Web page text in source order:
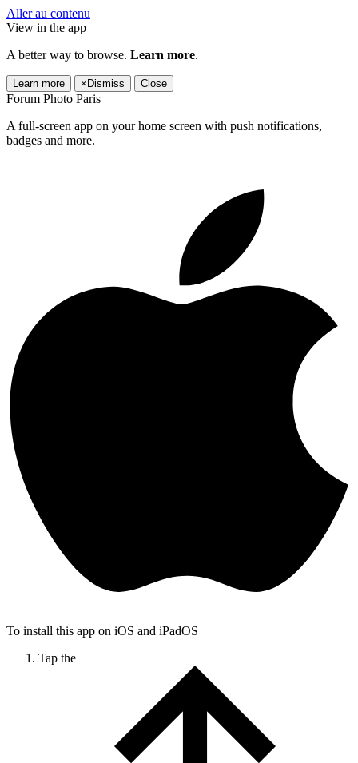
Aller au contenu
View in the app
A better way to browse. Learn more.
Learn more × Dismiss Close
Forum Photo Paris
A full-screen app on your home screen with push notifications,
badges and more.
To install this app on iOS and iPadOS
Tap the